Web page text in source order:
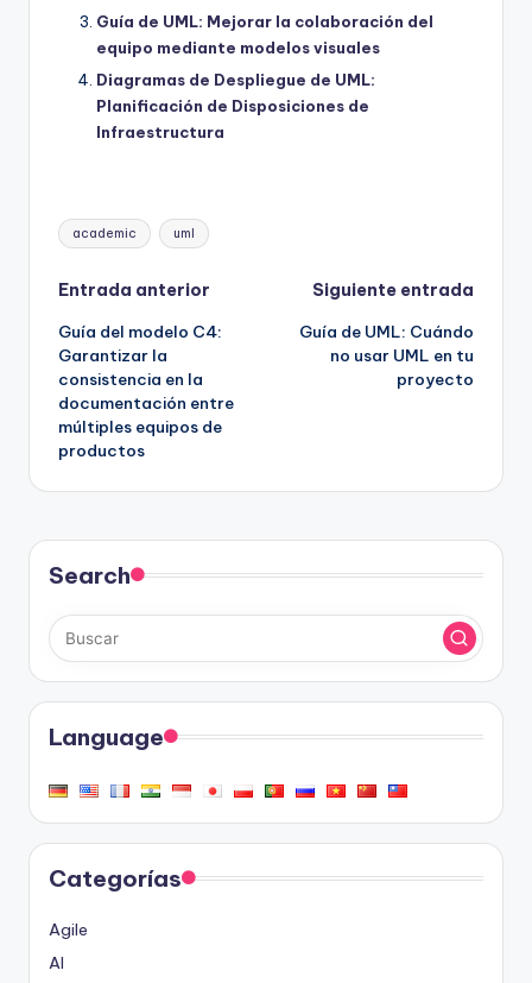
Guía de UML: Mejorar la colaboración del
equipo mediante modelos visuales
Diagramas de Despliegue de UML:
Planificación de Disposiciones de
Infraestructura
Etiquetas:
academic uml
Navegación
de
entradas
Entrada anterior
Guía del modelo C4:
Garantizar la
consistencia en la
documentación entre
múltiples equipos de
productos
Siguiente entrada
Guía de UML: Cuándo
no usar UML en tu
proyecto
Search
Language
Categorías
Agile
AI